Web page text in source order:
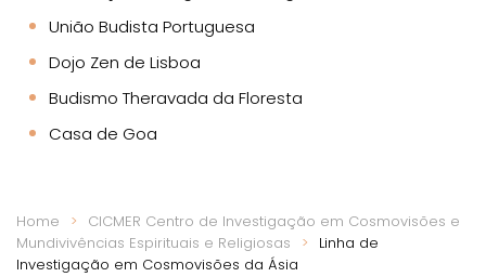
União Budista Portuguesa
Dojo Zen de Lisboa
Budismo Theravada da Floresta
Casa de Goa
Home
CICMER Centro de Investigação em Cosmovisões e
Mundivivências Espirituais e Religiosas
Linha de
Investigação em Cosmovisões da Ásia